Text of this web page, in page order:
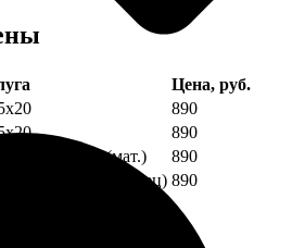
Цена, руб.
890
890
А5 210х148 (мат.)
890
А5 210х148 (глянец) 890